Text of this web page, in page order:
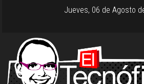
Jueves, 06 de Agosto